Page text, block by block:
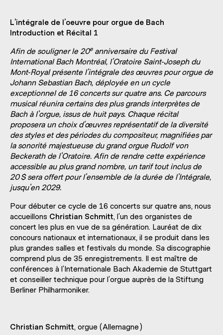
L’intégrale de l’oeuvre pour orgue de Bach
Introduction et Récital 1
Afin de souligner le 20eanniversaire du Festival
International Bach Montréal, l’Oratoire Saint‑Joseph du
Mont‑Royal présente l’intégrale des œuvres pour orgue de
Johann Sebastian Bach, déployée en un cycle
exceptionnel de 16 concerts sur quatre ans. Ce parcours
musical réunira certains des plus grands interprètes de
Bach à l’orgue, issus de huit pays. Chaque récital
proposera un choix d’œuvres représentatif de la diversité
des styles et des périodes du compositeur, magnifiées par
la sonorité majestueuse du grand orgue Rudolf von
Beckerath de l’Oratoire. Afin de rendre cette expérience
accessible au plus grand nombre, un tarif tout inclus de
20$ sera offert pour l’ensemble de la durée de l’Intégrale,
jusqu’en 2029.
Pour débuter ce cycle de 16 concerts sur quatre ans, nous
accueillons Christian Schmitt, l’un des organistes de
concert les plus en vue de sa génération. Lauréat de dix
concours nationaux et internationaux, il se produit dans les
plus grandes salles et festivals du monde. Sa discographie
comprend plus de 35 enregistrements. Il est maître de
conférences à l’Internationale Bach Akademie de Stuttgart
et conseiller technique pour l’orgue auprès de la Stiftung
Berliner Philharmoniker.
Christian Schmitt, orgue (Allemagne)